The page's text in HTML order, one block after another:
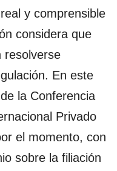
y comprensible
considera que
resolverse
En este
la Conferencia
Privado
el momento, con
sobre la filiación